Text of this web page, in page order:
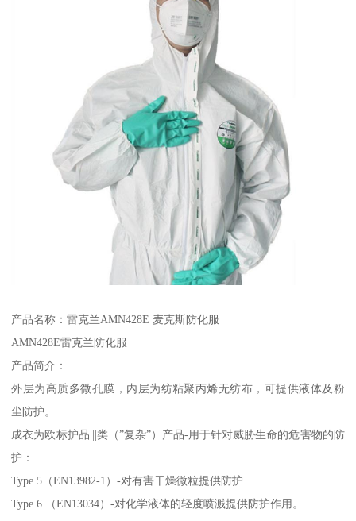
产品名称：雷克兰AMN428E 麦克斯防化服
AMN428E雷克兰防化服
产品简介：
外层为高质多微孔膜，内层为纺粘聚丙烯无纺布，可提供液体及粉
尘防护。
成衣为欧标护品|||类（”复杂”）产品-用于针对威胁生命的危害物的防
护：
Type 5（EN13982-1）-对有害干燥微粒提供防护
Type 6 （EN13034）-对化学液体的轻度喷溅提供防护作用。